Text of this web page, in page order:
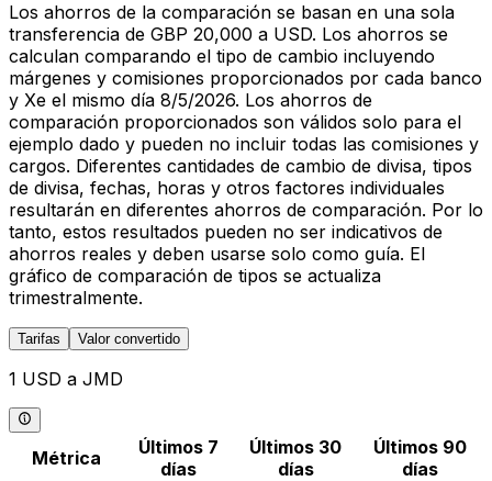
Los ahorros de la comparación se basan en una sola
transferencia de GBP 20,000 a USD. Los ahorros se
calculan comparando el tipo de cambio incluyendo
márgenes y comisiones proporcionados por cada banco
y Xe el mismo día 8/5/2026. Los ahorros de
comparación proporcionados son válidos solo para el
ejemplo dado y pueden no incluir todas las comisiones y
cargos. Diferentes cantidades de cambio de divisa, tipos
de divisa, fechas, horas y otros factores individuales
resultarán en diferentes ahorros de comparación. Por lo
tanto, estos resultados pueden no ser indicativos de
ahorros reales y deben usarse solo como guía. El
gráfico de comparación de tipos se actualiza
trimestralmente.
Tarifas Valor convertido
1 USD a JMD
Métrica
Últimos 7
días
Últimos 30
días
Últimos 90
días